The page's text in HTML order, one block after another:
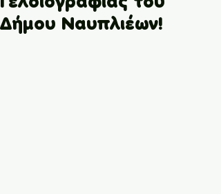
Δήμου Ναυπλιέων!